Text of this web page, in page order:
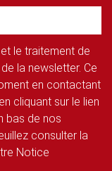
le traitement de
la newsletter. Ce
en contactant
cliquant sur le lien
bas de nos
consulter la
Notice